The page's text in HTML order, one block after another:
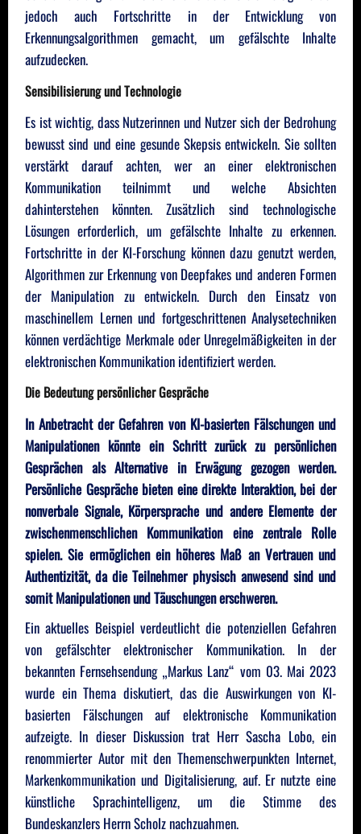
jedoch auch Fortschritte in der Entwicklung von
Erkennungsalgorithmen gemacht, um gefälschte Inhalte
aufzudecken.
Sensibilisierung und Technologie
Es ist wichtig, dass Nutzerinnen und Nutzer sich der Bedrohung
bewusst sind und eine gesunde Skepsis entwickeln. Sie sollten
verstärkt darauf achten, wer an einer elektronischen
Kommunikation teilnimmt und welche Absichten
dahinterstehen könnten. Zusätzlich sind technologische
Lösungen erforderlich, um gefälschte Inhalte zu erkennen.
Fortschritte in der KI-Forschung können dazu genutzt werden,
Algorithmen zur Erkennung von Deepfakes und anderen Formen
der Manipulation zu entwickeln. Durch den Einsatz von
maschinellem Lernen und fortgeschrittenen Analysetechniken
können verdächtige Merkmale oder Unregelmäßigkeiten in der
elektronischen Kommunikation identifiziert werden.
Die Bedeutung persönlicher Gespräche
In Anbetracht der Gefahren von KI-basierten Fälschungen und
Manipulationen könnte ein Schritt zurück zu persönlichen
Gesprächen als Alternative in Erwägung gezogen werden.
Persönliche Gespräche bieten eine direkte Interaktion, bei der
nonverbale Signale, Körpersprache und andere Elemente der
zwischenmenschlichen Kommunikation eine zentrale Rolle
spielen. Sie ermöglichen ein höheres Maß an Vertrauen und
Authentizität, da die Teilnehmer physisch anwesend sind und
somit Manipulationen und Täuschungen erschweren.
Ein aktuelles Beispiel verdeutlicht die potenziellen Gefahren
von gefälschter elektronischer Kommunikation. In der
bekannten Fernsehsendung „Markus Lanz“ vom 03. Mai 2023
wurde ein Thema diskutiert, das die Auswirkungen von KI-
basierten Fälschungen auf elektronische Kommunikation
aufzeigte. In dieser Diskussion trat Herr Sascha Lobo, ein
renommierter Autor mit den Themenschwerpunkten Internet,
Markenkommunikation und Digitalisierung, auf. Er nutzte eine
künstliche Sprachintelligenz, um die Stimme des
Bundeskanzlers Herrn Scholz nachzuahmen.